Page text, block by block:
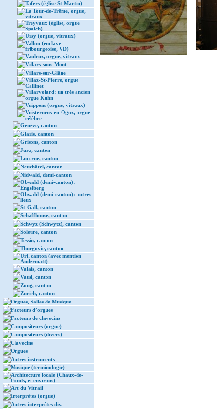
Tafers (église St-Martin)
La Tour-de-Trême, orgue,
vitraux
Treyvaux (église, orgue
Spaich)
Ursy (orgue, vitraux)
Vallon (enclave
fribourgeoise, VD)
Vaulruz, orgue, vitraux
Villars-sous-Mont
Villars-sur-Glâne
Villaz-St-Pierre, orgue
Callinet
Villarvolard: un très ancien
orgue Kuhn
Vuippens (orgue, vitraux)
Vuisternens-en-Ogoz, orgue
célèbre
Genève, canton
Glaris, canton
Grisons, canton
Jura, canton
Lucerne, canton
Neuchâtel, canton
Nidwald, demi-canton
Obwald (demi-canton):
Engelberg
Obwald (demi-canton): autres
lieux
St-Gall, canton
Schaffhouse, canton
Schwyz (Schwytz), canton
Soleure, canton
Tessin, canton
Thurgovie, canton
Uri, canton (avec mention
Andermatt)
Valais, canton
Vaud, canton
Zoug, canton
Zurich, canton
Orgues, Salles de Musique
Facteurs d’orgues
Facteurs de clavecins
Compositeurs (orgue)
Compositeurs (divers)
Clavecins
Orgues
Autres instruments
Musique (terminologie)
Architecture locale (Chaux-de-
Fonds, et environs)
Art du Vitrail
Interprètes (orgue)
Autres interprètes div.